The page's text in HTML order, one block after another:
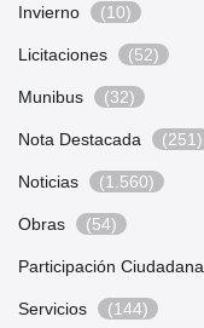
Invierno (10)
Licitaciones (52)
Munibus (32)
Nota Destacada (251)
Noticias (1.560)
Obras (54)
Participación Ciudadana
Servicios (144)